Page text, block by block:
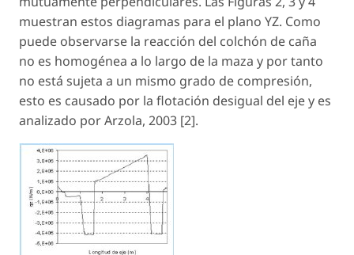
muestran estos diagramas para el plano YZ. Como
puede observarse la reacción del colchón de caña
no es homogénea a lo largo de la maza y por tanto
no está sujeta a un mismo grado de compresión,
esto es causado por la flotación desigual del eje y es
analizado por Arzola, 2003 [2].